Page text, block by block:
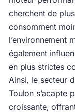
cherchent de
consomment
l’environnement
également
en plus strictes
Ainsi, le secteur
Toulon s’adapte
croissante,